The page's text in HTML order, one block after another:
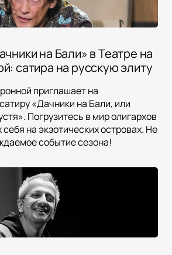
на Бали» в Театре на
сатира на русскую элиту
приглашает на
«Дачники на Бали, или
Погрузитесь в мир олигархов
на экзотических островах. Не
событие сезона!